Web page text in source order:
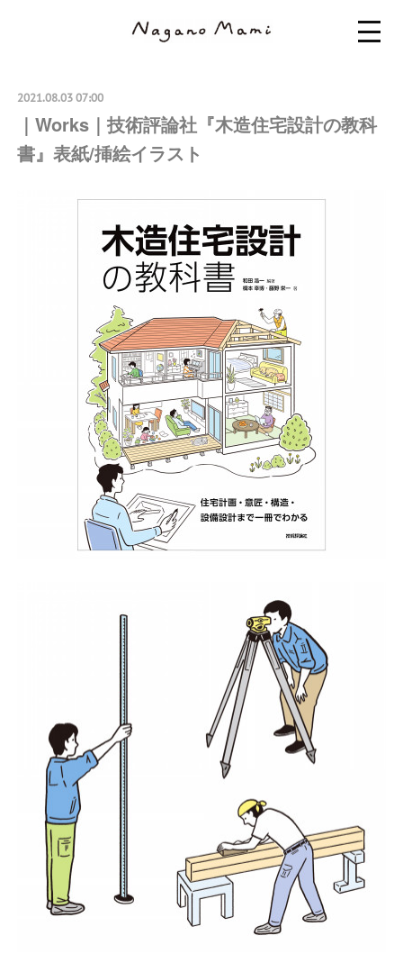
2021.08.03 07:00
｜Works｜技術評論社『木造住宅設計の教科
書』表紙/挿絵イラスト